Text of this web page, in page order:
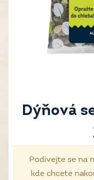
Dýňová
Podívejte se na
kde chcete